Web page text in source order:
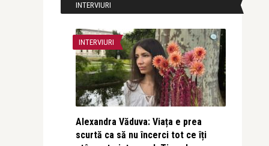
INTERVIURI
INTERVIURI
Alexandra Văduva: Viața e prea
scurtă ca să nu încerci tot ce îți